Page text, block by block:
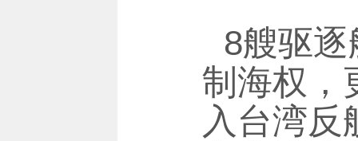
8艘驱
制海权，
入台湾反